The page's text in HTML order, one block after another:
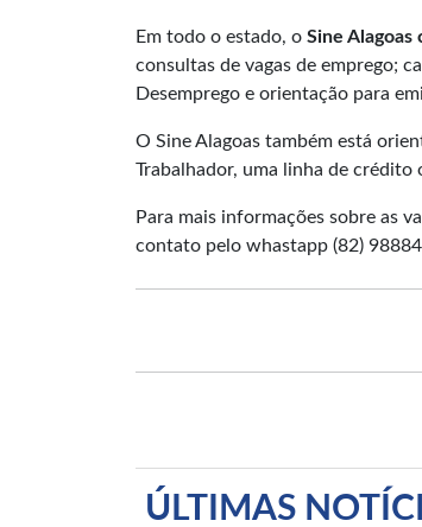
Em todo o estado, o Sine
consultas de vagas de emprego;
Desemprego e orientação para
O Sine Alagoas também está
Trabalhador, uma linha de crédito
Para mais informações sobre as
contato pelo whastapp (82)
ÚLTIMAS